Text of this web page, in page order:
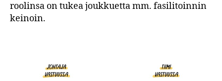
roolinsa on tukea joukkuetta mm. fasilitoinnin
keinoin.